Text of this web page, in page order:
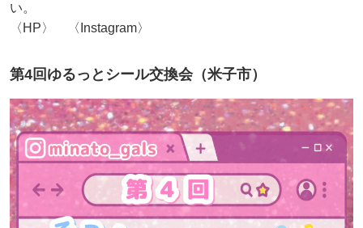
い。
〈HP〉 〈Instagram〉
第4回ゆるっとシール交換会（米子市）